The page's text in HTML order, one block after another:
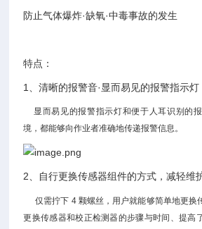
防止气体爆炸·缺氧·中毒事故的发生
特点：
1、清晰的报警音·显而易见的报警指示灯
显而易见的报警指示灯和便于人耳识别的
境，都能够向作业者准确地传递报警信息。
2、自行更换传感器组件的方式，减轻维
仅需拧下 4 颗螺丝，用户就能够简单地更换
更换传感器和校正检测器的步骤与时间、提高